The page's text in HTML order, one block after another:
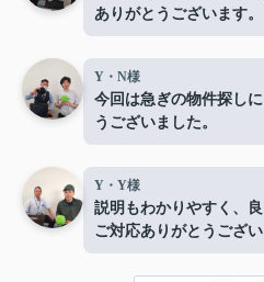
ありがとうございます。
Y・N様
今回は急ぎの物件探し
うございました。
Y・Y様
説明もわかりやすく、
ご対応ありがとうござい